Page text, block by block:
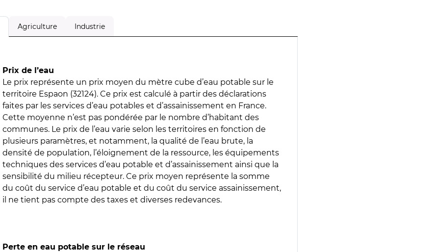
Agriculture Industrie
Prix de l’eau
Le prix représente un prix moyen du mètre cube d’eau potable sur le
territoire Espaon (32124). Ce prix est calculé à partir des déclarations
faites par les services d’eau potables et d’assainissement en France.
Cette moyenne n’est pas pondérée par le nombre d’habitant des
communes. Le prix de l’eau varie selon les territoires en fonction de
plusieurs paramètres, et notamment, la qualité de l’eau brute, la
densité de population, l’éloignement de la ressource, les équipements
techniques des services d’eau potable et d’assainissement ainsi que la
sensibilité du milieu récepteur. Ce prix moyen représente la somme
du coût du service d’eau potable et du coût du service assainissement,
il ne tient pas compte des taxes et diverses redevances.
Perte en eau potable sur le réseau